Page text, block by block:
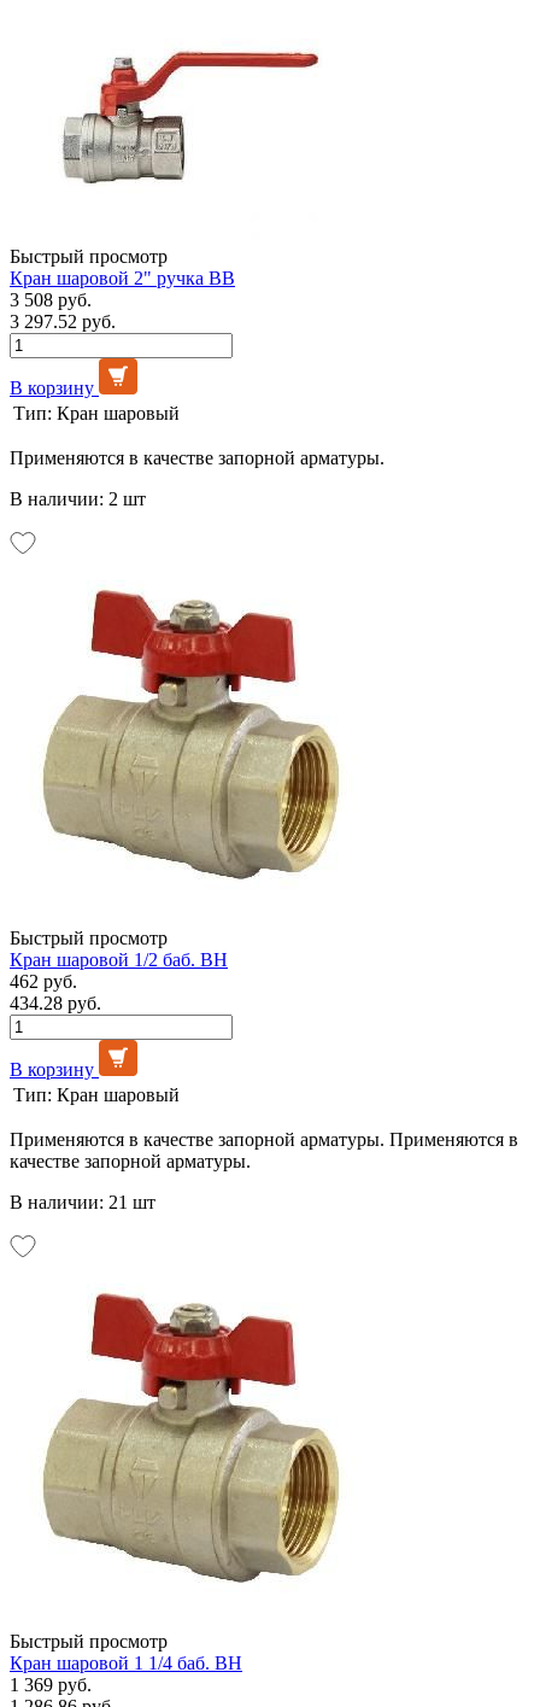
Быстрый просмотр
Кран шаровой 2" ручка ВВ
3 508 руб.
3 297.52 руб.
В корзину
Тип: Кран шаровый
Применяются в качестве запорной арматуры.
В наличии: 2 шт
Быстрый просмотр
Кран шаровой 1/2 баб. ВН
462 руб.
434.28 руб.
В корзину
Тип: Кран шаровый
Применяются в качестве запорной арматуры. Применяются в
качестве запорной арматуры.
В наличии: 21 шт
Быстрый просмотр
Кран шаровой 1 1/4 баб. ВН
1 369 руб.